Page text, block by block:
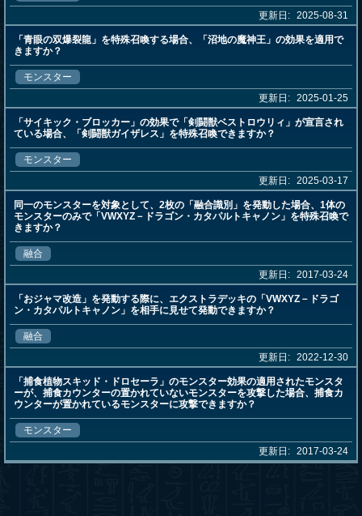
更新日: 2025-08-31
「青眼の双爆裂龍」を特殊召喚する場合、「沼地の魔神王」の効果を適用で
きますか？
モンスター
更新日: 2025-01-25
「サイキック・ブロッカー」の効果で「剣闘獣ベストロウリィ」が宣言され
ている場合、「剣闘獣ガイザレス」を特殊召喚できますか？
モンスター
更新日: 2025-03-17
同一のモンスターを対象として、2枚の「融合識別」を発動した場合、1体の
モンスターのみで「VWXYZ－ドラゴン・カタパルトキャノン」を特殊召喚で
きますか？
融合
更新日: 2017-03-24
「おジャマ改造」を発動する際に、エクストラデッキの「VWXYZ－ドラゴ
ン・カタパルトキャノン」を相手に見せて発動できますか？
融合
更新日: 2022-12-30
「捕食植物スキッド・ドロセーラ」のモンスター効果の適用されたモンスタ
ーが、捕食カウンターの置かれていないモンスターを攻撃した場合、捕食カ
ウンターが置かれているモンスターに攻撃できますか？
モンスター
更新日: 2017-03-24